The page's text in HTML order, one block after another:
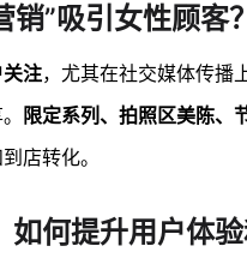
”吸引女性顾客？
注，尤其在社交媒体传播
限定系列、拍照区美陈、
店转化。
何提升用户体验